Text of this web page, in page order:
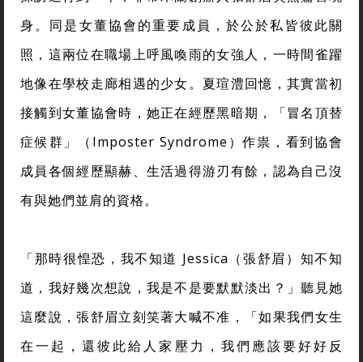
身。同是女董協會的重要成員，於公於私皆彼此關
照，這兩位在職場上呼風喚雨的女強人，一時間雀躍
地像在學校走廊相遇的少女。夏瑄澧回憶，其實當初
接觸到女董協會時，她正在經歷黑暗期，「冒名頂替
症候群」（Imposter Syndrome）作祟，看到協會
成員各個經歷顯赫、生活過得游刃有餘，認為自己沒
有與她們並肩的資格。
「那時很惶恐，我不知道 Jessica（張舒眉）知不知
道，我好幾次想說，我是不是要默默淡出？」聽見她
這麼說，張舒眉立刻笑著大喊不准，「如果我們女生
在一起，還彼此給人家壓力，我們應該要好好反